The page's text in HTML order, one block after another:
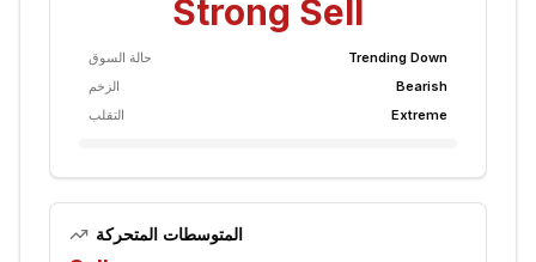
Strong Sell
حالة السوق
Trending Down
الزخم
Bearish
التقلب
Extreme
المتوسطات المتحركة